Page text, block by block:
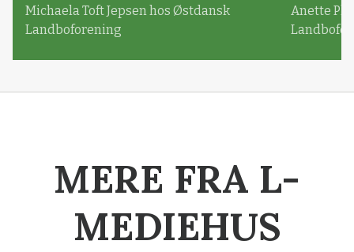
Michaela Toft Jepsen hos Østdansk
Landboforening
Anette
MERE FRA L-
MEDIEHUS